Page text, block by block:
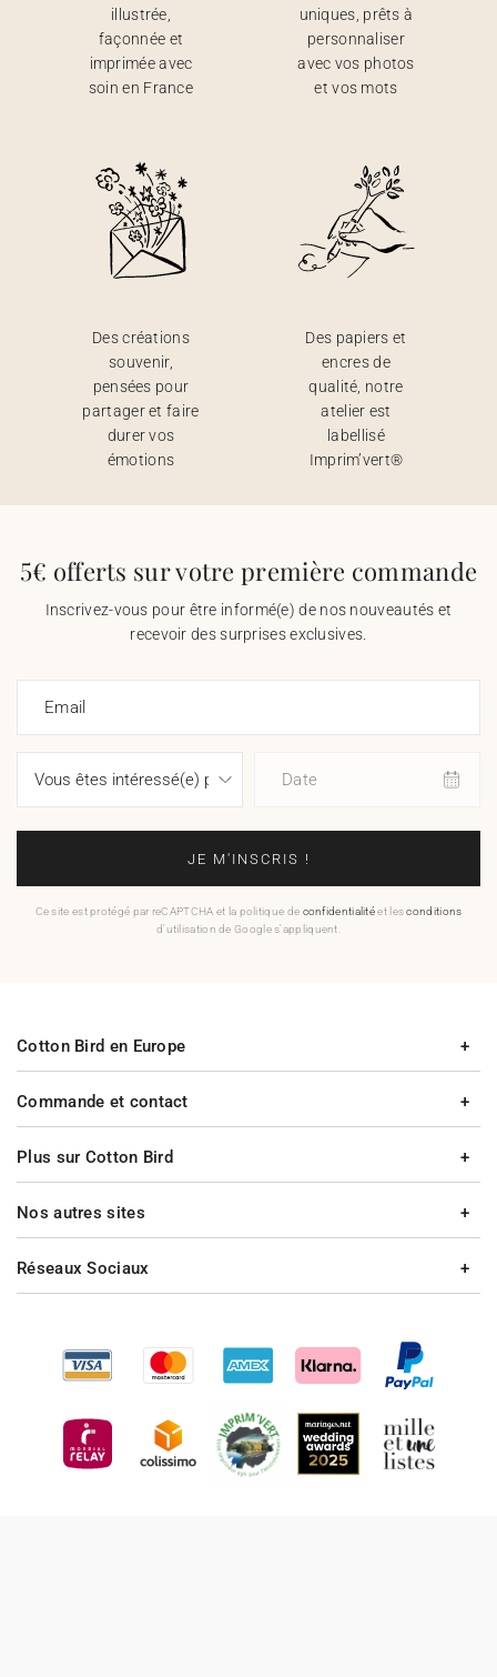
illustrée,
façonnée et
imprimée avec
soin en France
uniques, prêts à
personnaliser
avec vos photos
et vos mots
Des créations
souvenir,
pensées pour
partager et faire
durer vos
émotions
Des papiers et
encres de
qualité, notre
atelier est
labellisé
Imprim’vert®
5€ offerts sur votre première commande
Inscrivez-vous pour être informé(e) de nos nouveautés et
recevoir des surprises exclusives.
Email
Date
JE M'INSCRIS !
Ce site est protégé par reCAPTCHA et la politique de confidentialitéet lesconditions
d'utilisation de Google s'appliquent.
Commande et contact
Plus sur Cotton Bird
Cotton Bird en Europe
Nos autres sites
Réseaux Sociaux